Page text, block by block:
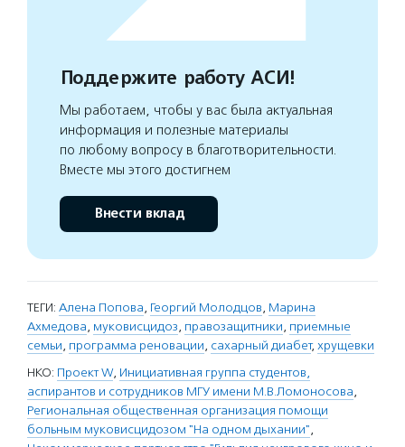
Поддержите работу АСИ!
Мы работаем, чтобы у вас была актуальная
информация и полезные материалы
по любому вопросу в благотворительности.
Вместе мы этого достигнем
Внести вклад
ТЕГИ: Алена Попова, Георгий Молодцов, Марина
Ахмедова, муковисцидоз, правозащитники, приемные
семьи, программа реновации, сахарный диабет, хрущевки
НКО: Проект W, Инициативная группа студентов,
аспирантов и сотрудников МГУ имени М.В.Ломоносова,
Региональная общественная организация помощи
больным муковисцидозом "На одном дыхании",